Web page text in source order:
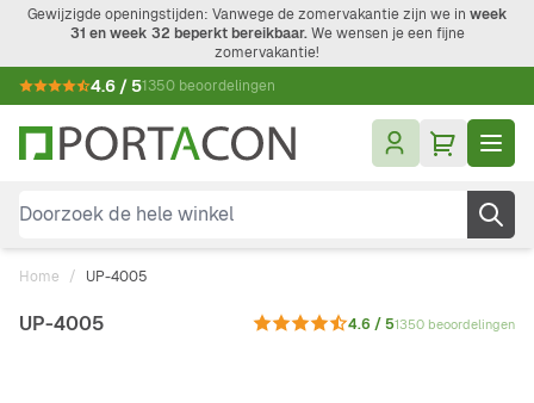
Ga naar de inhoud
Gewijzigde openingstijden: Vanwege de zomervakantie zijn we in week
31 en week 32 beperkt bereikbaar.We wensen je een fijne
zomervakantie!
4.6 / 51350 beoordelingen
Doorzoek de hele winkel
Home / UP-4005
UP-4005 4.6 / 51350 beoordelingen